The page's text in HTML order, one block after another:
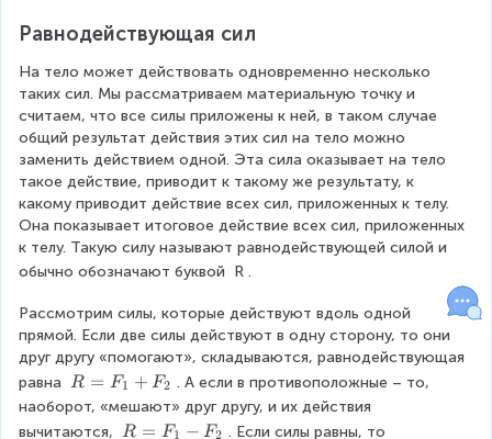
Равнодействующая сил
На тело может действовать одновременно несколько
таких сил. Мы рассматриваем материальную точку и
считаем, что все силы приложены к ней, в таком случае
общий результат действия этих сил на тело можно
заменить действием одной. Эта сила оказывает на тело
такое действие, приводит к такому же результату, к
какому приводит действие всех сил, приложенных к телу.
Она показывает итоговое действие всех сил, приложенных
к телу. Такую силу называют равнодействующей силой и
обычно обозначают буквой R .
Рассмотрим силы, которые действуют вдоль одной
прямой. Если две силы действуют в одну сторону, то они
друг другу «помогают», складываются, равнодействующая
равна R
=
F
R = F1 + F2 . А если в противоположные – то,
наоборот, «мешают» друг другу, и их действия
вычитаются, R
R = F1 − F2 . Если силы равны, то